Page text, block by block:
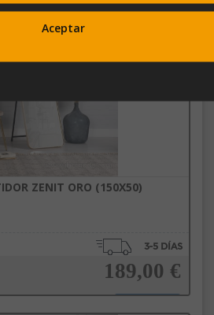
ZENIT ORO (150X50)
189,00 €
Aceptar